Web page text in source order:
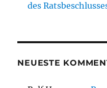
des
NEUESTE